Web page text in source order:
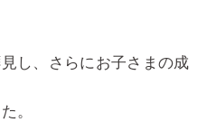
し、さらにお子さまの成
。